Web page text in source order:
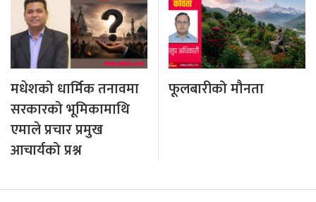
मधेशको धार्मिक तनावमा
सरकारको भूमिकामाथि
एमाले प्रचार प्रमुख
आचार्यको प्रश्न
फूलबारीको मौनता